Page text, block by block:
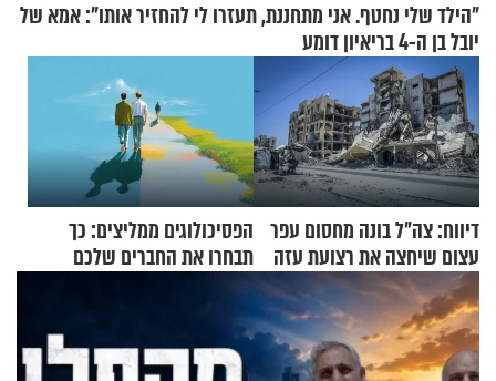
"הילד שלי נחטף. אני מתחננת, תעזרו לי להחזיר אותו": אמא של
יובל בן ה-4 בריאיון דומע
דיווח: צה"ל בונה מחסום עפר
עצום שיחצה את רצועת עזה
לשניים
הפסיכולוגים ממליצים: כך
תבחרו את החברים שלכם
בחיים